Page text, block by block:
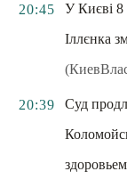
20:45
У Києві 8
Іллєнка
20:39
Суд
здоровьем